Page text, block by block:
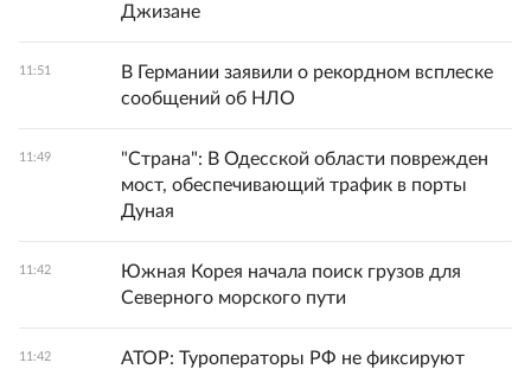
Джизане
11:51
В Германии заявили о рекордном всплеске
сообщений об НЛО
11:49
"Страна": В Одесской области поврежден
мост, обеспечивающий трафик в порты
Дуная
11:42
Южная Корея начала поиск грузов для
Северного морского пути
11:42
АТОР: Туроператоры РФ не фиксируют